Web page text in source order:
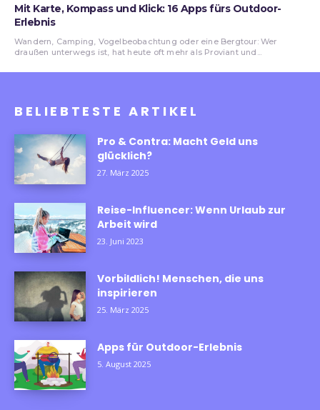
Mit Karte, Kompass und Klick: 16 Apps fürs Outdoor-
Erlebnis
Wandern, Camping, Vogelbeobachtung oder eine Bergtour: Wer
draußen unterwegs ist, hat heute oft mehr als Proviant und...
BELIEBTESTE ARTIKEL
Pro & Contra: Macht Geld uns
glücklich?
27. März 2025
Reise-Influencer: Wenn Urlaub zur
Arbeit wird
23. Juni 2023
Vorbildlich! Menschen, die uns
inspirieren
25. März 2025
Apps für Outdoor-Erlebnis
5. August 2025